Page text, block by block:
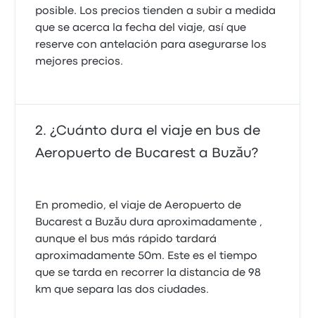
posible. Los precios tienden a subir a medida
que se acerca la fecha del viaje, así que
reserve con antelación para asegurarse los
mejores precios.
¿Cuánto dura el viaje en bus de
Aeropuerto de Bucarest a Buzău?
En promedio, el viaje de Aeropuerto de
Bucarest a Buzău dura aproximadamente ,
aunque el bus más rápido tardará
aproximadamente 50m. Este es el tiempo
que se tarda en recorrer la distancia de 98
km que separa las dos ciudades.